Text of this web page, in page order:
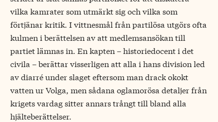
vilka kamrater som utmärkt sig och vilka som
förtjänar kritik. I vittnesmål från partilösa utgörs ofta
kulmen i berättelsen av att medlemsansökan till
partiet lämnas in. En kapten – historiedocent i det
civila – berättar visserligen att alla i hans division led
av diarré under slaget eftersom man drack okokt
vatten ur Volga, men sådana oglamorösa detaljer från
krigets vardag sitter annars trångt till bland alla
hjälteberättelser.